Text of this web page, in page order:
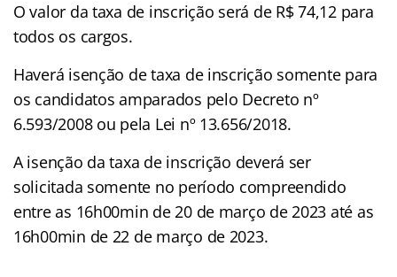
O valor da taxa de inscrição será de R$ 74,12 para
todos os cargos.
Haverá isenção de taxa de inscrição somente para
os candidatos amparados pelo Decreto nº
6.593/2008 ou pela Lei nº 13.656/2018.
A isenção da taxa de inscrição deverá ser
solicitada somente no período compreendido
entre as 16h00min de 20 de março de 2023 até as
16h00min de 22 de março de 2023.